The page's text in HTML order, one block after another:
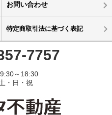
お問い合わせ
特定商取引法に基づく表記
7757
～18:30
・日・祝